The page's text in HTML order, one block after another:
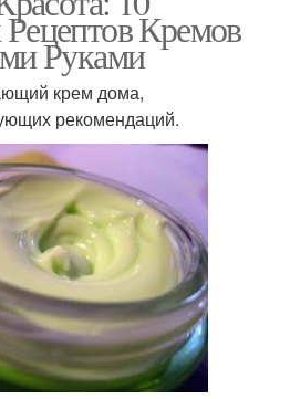
Кремов
Руками
крем дома,
рекомендаций.